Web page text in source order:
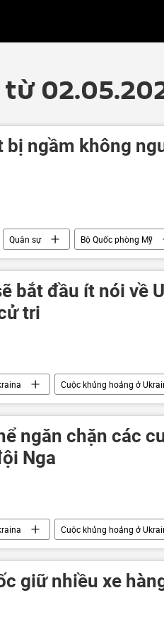
bị ngầm không
Quân sự Bộ Quốc phòng Mỹ
bắt đầu ít nói về
tri
Cuộc khủng hoảng ở
xung đột quân sự Chính trị
ngăn chặn các
Nga
Cuộc khủng hoảng ở
Thế giới
giữ nhiều xe